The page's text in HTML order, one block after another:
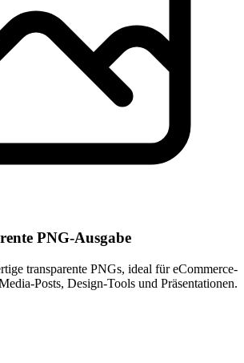
PNG-Ausgabe
transparente PNGs, ideal für eCommerce-
Posts, Design-Tools und Präsentationen.